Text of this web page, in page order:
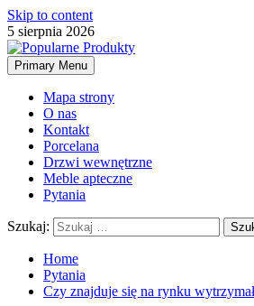
Skip to content
5 sierpnia 2026
Primary Menu
Mapa strony
O nas
Kontakt
Porcelana
Drzwi wewnętrzne
Meble apteczne
Pytania
Szukaj:
Home
Pytania
Czy znajduje się na rynku